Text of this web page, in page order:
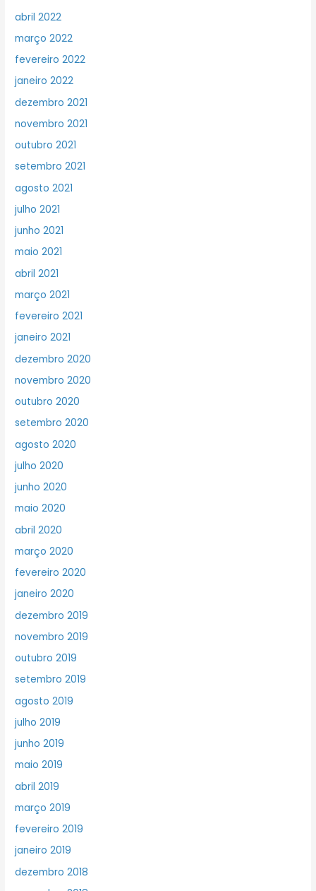
abril 2022
março 2022
fevereiro 2022
janeiro 2022
dezembro 2021
novembro 2021
outubro 2021
setembro 2021
agosto 2021
julho 2021
junho 2021
maio 2021
abril 2021
março 2021
fevereiro 2021
janeiro 2021
dezembro 2020
novembro 2020
outubro 2020
setembro 2020
agosto 2020
julho 2020
junho 2020
maio 2020
abril 2020
março 2020
fevereiro 2020
janeiro 2020
dezembro 2019
novembro 2019
outubro 2019
setembro 2019
agosto 2019
julho 2019
junho 2019
maio 2019
abril 2019
março 2019
fevereiro 2019
janeiro 2019
dezembro 2018